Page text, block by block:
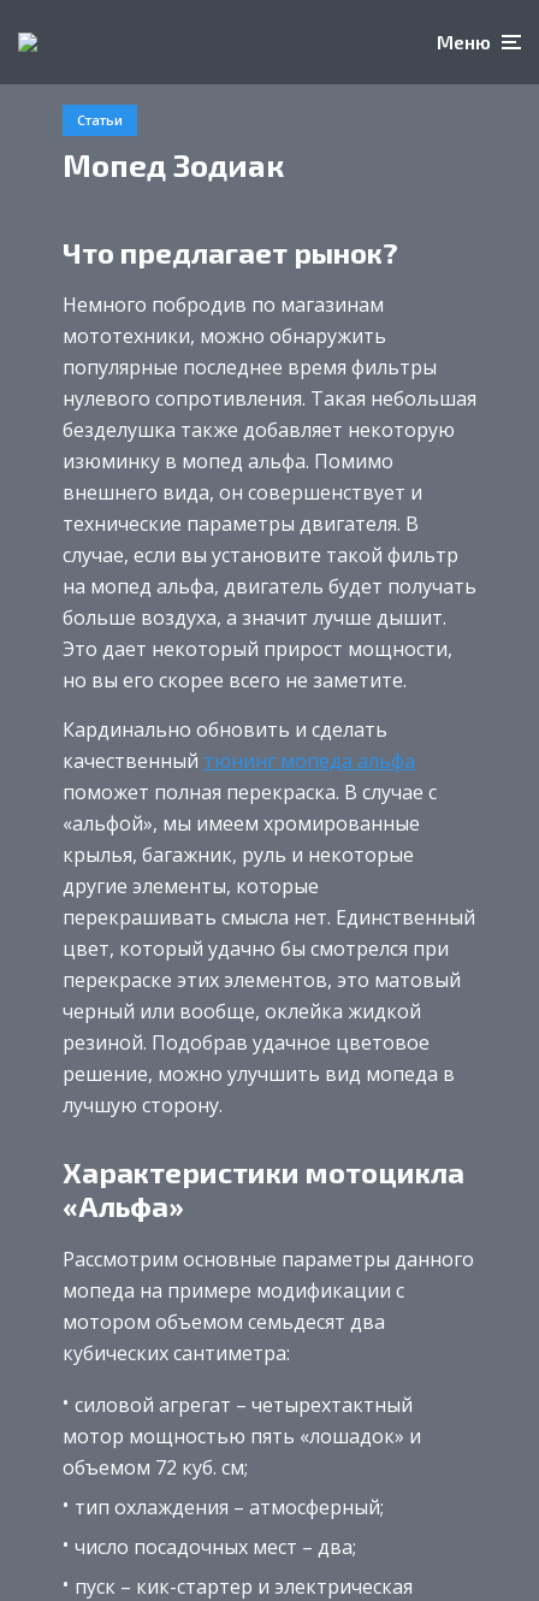
Меню
Статьи
Мопед Зодиак
Что предлагает рынок?
Немного побродив по магазинам
мототехники, можно обнаружить
популярные последнее время фильтры
нулевого сопротивления. Такая небольшая
безделушка также добавляет некоторую
изюминку в мопед альфа. Помимо
внешнего вида, он совершенствует и
технические параметры двигателя. В
случае, если вы установите такой фильтр
на мопед альфа, двигатель будет получать
больше воздуха, а значит лучше дышит.
Это дает некоторый прирост мощности,
но вы его скорее всего не заметите.
Кардинально обновить и сделать
качественный тюнинг мопеда альфа
поможет полная перекраска. В случае с
«альфой», мы имеем хромированные
крылья, багажник, руль и некоторые
другие элементы, которые
перекрашивать смысла нет. Единственный
цвет, который удачно бы смотрелся при
перекраске этих элементов, это матовый
черный или вообще, оклейка жидкой
резиной. Подобрав удачное цветовое
решение, можно улучшить вид мопеда в
лучшую сторону.
Характеристики мотоцикла
«Альфа»
Рассмотрим основные параметры данного
мопеда на примере модификации с
мотором объемом семьдесят два
кубических сантиметра:
силовой агрегат – четырехтактный
мотор мощностью пять «лошадок» и
объемом 72 куб. см;
тип охлаждения – атмосферный;
число посадочных мест – два;
пуск – кик-стартер и электрическая